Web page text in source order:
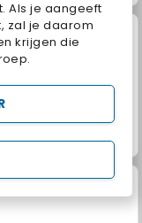
Als je aangeeft
zal je daarom
krijgen die
the Bear: Meadows